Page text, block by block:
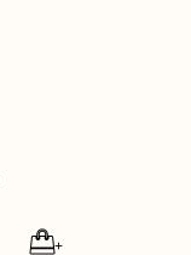
+